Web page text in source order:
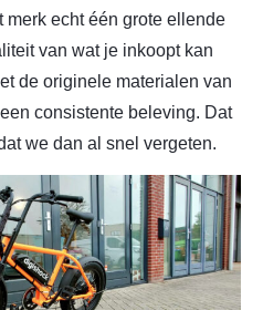
echt één grote ellende
van wat je inkoopt kan
de originele materialen van
consistente beleving. Dat
we dan al snel vergeten.